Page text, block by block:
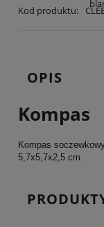
Kod produktu:
OPIS
Kompas
Kompas
5,7x5,7x2,5 cm.